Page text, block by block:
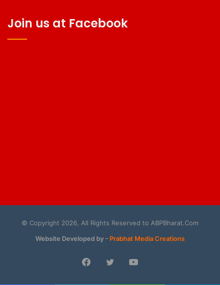
Join us at Facebook
© Copyright 2026, All Rights Reserved to ABPBharat.Com
Website Developed by - Prabhat Media Creations
Facebook
TwitterYouTube